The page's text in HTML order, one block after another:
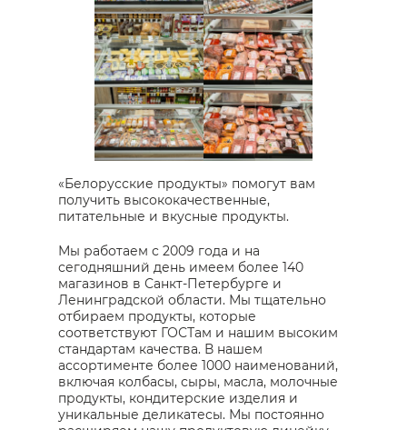
«Белорусские продукты» помогут вам
получить высококачественные,
питательные и вкусные продукты.
Мы работаем с 2009 года и на
сегодняшний день имеем более 140
магазинов в Санкт-Петербурге и
Ленинградской области. Мы тщательно
отбираем продукты, которые
соответствуют ГОСТам и нашим высоким
стандартам качества. В нашем
ассортименте более 1000 наименований,
включая колбасы, сыры, масла, молочные
продукты, кондитерские изделия и
уникальные деликатесы. Мы постоянно